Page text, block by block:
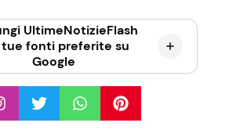
UltimeNotizieFlash
tue fonti preferite su
Google